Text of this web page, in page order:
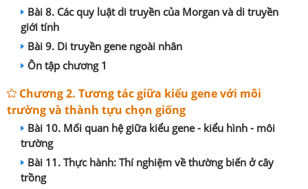
Bài 8. Các quy luật di truyền của Morgan và di truyền
giới tính
Bài 9. Di truyền gene ngoài nhân
Ôn tập chương 1
Chương 2. Tương tác giữa kiểu gene với môi
trường và thành tựu chọn giống
Bài 10. Mối quan hệ giữa kiểu gene - kiểu hình - môi
trường
Bài 11. Thực hành: Thí nghiệm về thường biến ở cây
trồng